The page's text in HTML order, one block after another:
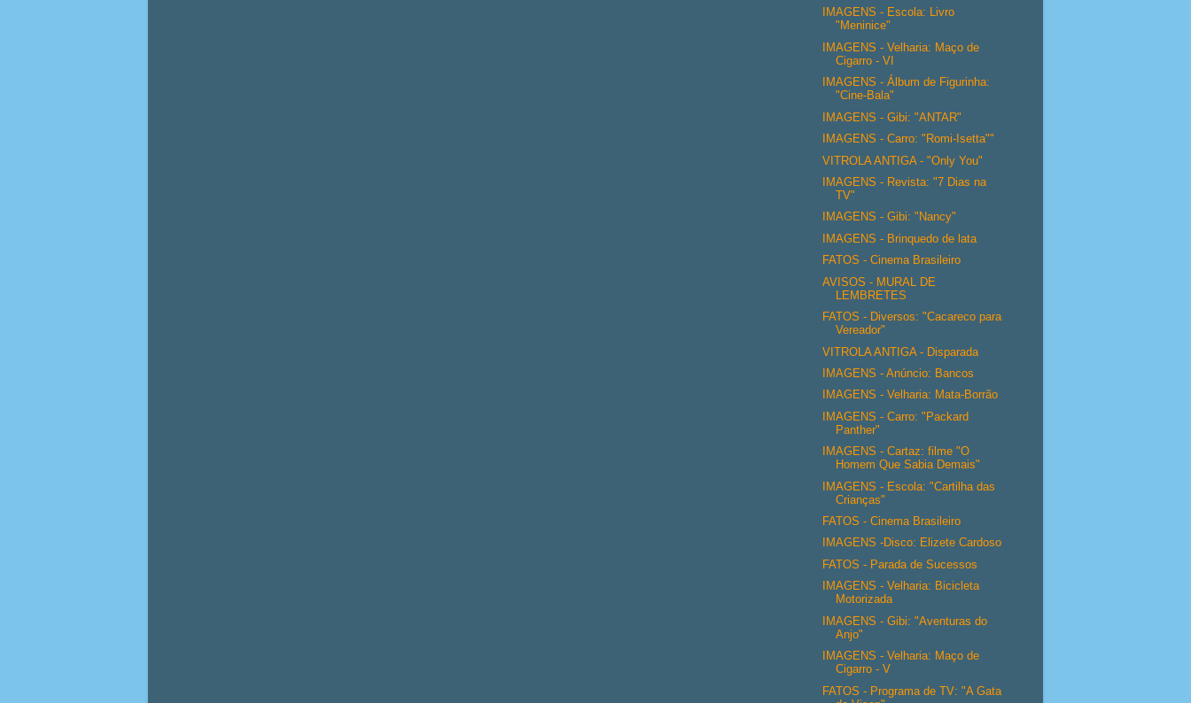
IMAGENS - Escola: Livro
"Meninice"
IMAGENS - Velharia: Maço de
Cigarro - VI
IMAGENS - Álbum de Figurinha:
"Cine-Bala"
IMAGENS - Gibi: "ANTAR"
IMAGENS - Carro: "Romi-Isetta""
VITROLA ANTIGA - "Only You"
IMAGENS - Revista: "7 Dias na
TV"
IMAGENS - Gibi: "Nancy"
IMAGENS - Brinquedo de lata
FATOS - Cinema Brasileiro
AVISOS - MURAL DE
LEMBRETES
FATOS - Diversos: "Cacareco para
Vereador"
VITROLA ANTIGA - Disparada
IMAGENS - Anúncio: Bancos
IMAGENS - Velharia: Mata-Borrão
IMAGENS - Carro: "Packard
Panther"
IMAGENS - Cartaz: filme "O
Homem Que Sabia Demais"
IMAGENS - Escola: "Cartilha das
Crianças"
FATOS - Cinema Brasileiro
IMAGENS -Disco: Elizete Cardoso
FATOS - Parada de Sucessos
IMAGENS - Velharia: Bicicleta
Motorizada
IMAGENS - Gibi: "Aventuras do
Anjo"
IMAGENS - Velharia: Maço de
Cigarro - V
FATOS - Programa de TV: "A Gata